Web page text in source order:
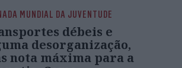
MUNDIAL DA JUVENTUDE
débeis e
desorganização,
nota máxima para a